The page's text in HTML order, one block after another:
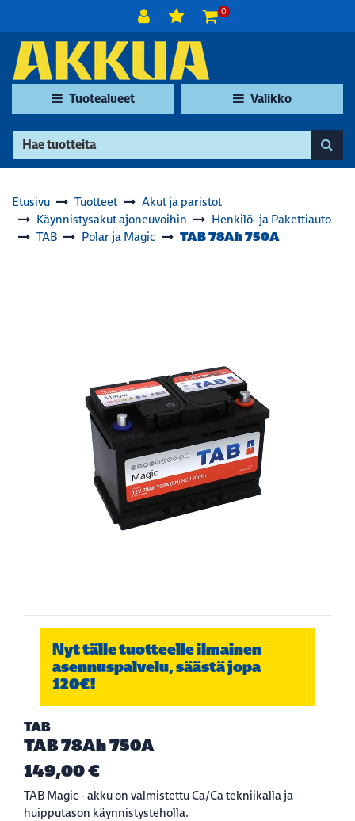
0
Tuotealueet Valikko
Etusivu Tuotteet
Akut ja paristot
Käynnistysakut ajoneuvoihin
Henkilö- ja Pakettiauto
TAB
Polar ja Magic TAB 78Ah 750A
Nyt tälle tuotteelle ilmainen
asennuspalvelu, säästä jopa
120€!
TAB
TAB 78Ah 750A
149,00 €
TAB Magic - akku on valmistettu Ca/Ca tekniikalla ja
huipputason käynnistysteholla.